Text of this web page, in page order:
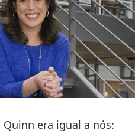
era igual a nós: